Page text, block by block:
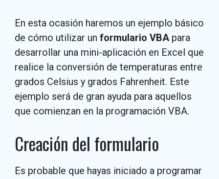
En esta ocasión haremos un ejemplo básico
de cómo utilizar un formulario VBApara
desarrollar una mini-aplicación en Excel que
realice la conversión de temperaturas entre
grados Celsius y grados Fahrenheit. Este
ejemplo será de gran ayuda para aquellos
que comienzan en la programación VBA.
Creación del formulario
Es probable que hayas iniciado a programar